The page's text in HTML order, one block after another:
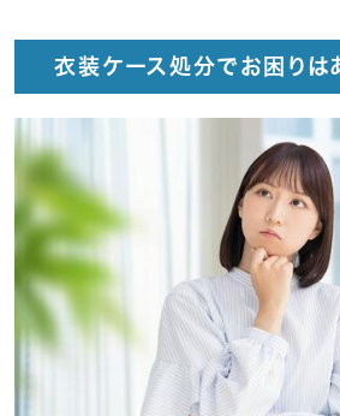
衣装ケース処分でお困りは